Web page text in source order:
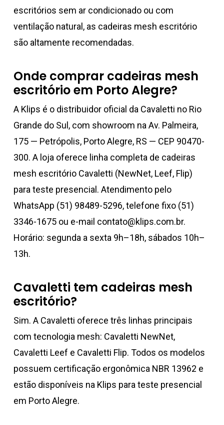
escritórios sem ar condicionado ou com
ventilação natural, as cadeiras mesh escritório
são altamente recomendadas.
Onde comprar cadeiras mesh
escritório em Porto Alegre?
A Klips é o distribuidor oficial da Cavaletti no Rio
Grande do Sul, com showroom na Av. Palmeira,
175 — Petrópolis, Porto Alegre, RS — CEP 90470-
300. A loja oferece linha completa de cadeiras
mesh escritório Cavaletti (NewNet, Leef, Flip)
para teste presencial. Atendimento pelo
WhatsApp (51) 98489-5296, telefone fixo (51)
3346-1675 ou e-mail contato@klips.com.br.
Horário: segunda a sexta 9h–18h, sábados 10h–
13h.
Cavaletti tem cadeiras mesh
escritório?
Sim. A Cavaletti oferece três linhas principais
com tecnologia mesh: Cavaletti NewNet,
Cavaletti Leef e Cavaletti Flip. Todos os modelos
possuem certificação ergonômica NBR 13962 e
estão disponíveis na Klips para teste presencial
em Porto Alegre.